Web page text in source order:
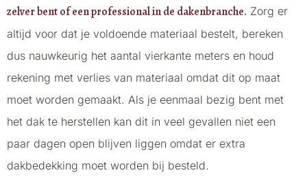
zelver bent of een professional in de dakenbranche. Zorg er
altijd voor dat je voldoende materiaal bestelt, bereken
dus nauwkeurig het aantal vierkante meters en houd
rekening met verlies van materiaal omdat dit op maat
moet worden gemaakt. Als je eenmaal bezig bent met
het dak te herstellen kan dit in veel gevallen niet een
paar dagen open blijven liggen omdat er extra
dakbedekking moet worden bij besteld.